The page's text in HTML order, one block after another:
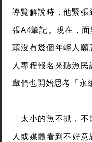
導覽解說時，他緊
張A4筆記。現在，
頭沒有幾個年輕人
人專程報名來聽漁
輩們也開始思考「永
「太小的魚不抓，
人或媒體看到不好